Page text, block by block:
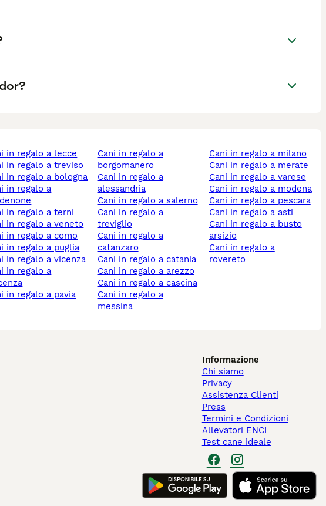
in regalo a lecce
in regalo a treviso
in regalo a bologna
in regalo a terni
in regalo a veneto
in regalo a como
in regalo a puglia
in regalo a vicenza
in regalo a pavia
cani in regalo a
borgomanero
cani in regalo a
alessandria
cani in regalo a salerno
cani in regalo a
treviglio
cani in regalo a
catanzaro
cani in regalo a catania
cani in regalo a arezzo
cani in regalo a cascina
cani in regalo a
messina
cani in regalo a milano
cani in regalo a merate
cani in regalo a varese
cani in regalo a modena
cani in regalo a pescara
cani in regalo a asti
cani in regalo a busto
arsizio
cani in regalo a
rovereto
Informazione
Chi siamo
Privacy
Assistenza Clienti
Press
Termini e Condizioni
Allevatori ENCI
Test cane ideale